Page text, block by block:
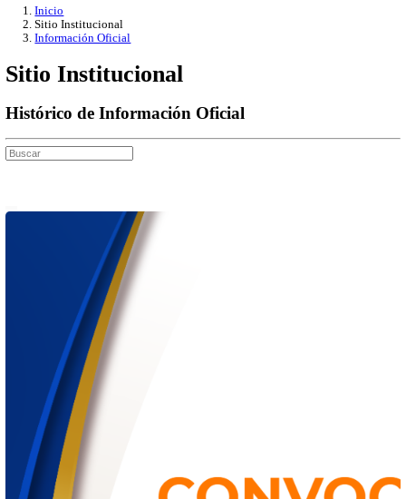
Subdirección de Investigacion
Subdirección de Docencia
Planes y Programas de Estudio
Dirección Administrativa
Información de trámites
Contacto
Publicaciones
Directorio
Protección de datos personales
Protección de datos personales
Avisos de privacidad
Datos de contacto
Información relevante
Documentos, guías y procedimientos
Inicio
Sitio Institucional
Información Oficial
Sitio Institucional
Histórico de Información Oficial